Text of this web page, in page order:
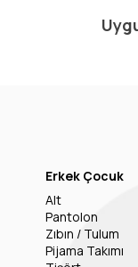
Erkek Çocuk
Alt
Pantolon
Zıbın / Tulum
Pijama Takımı